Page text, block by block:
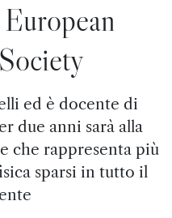
ed è docente di
due anni sarà alla
che rappresenta più
sparsi in tutto il